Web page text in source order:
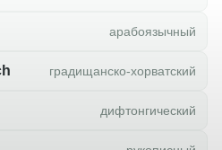
арабоязычный
градищанско-хорватский
дифтонгический